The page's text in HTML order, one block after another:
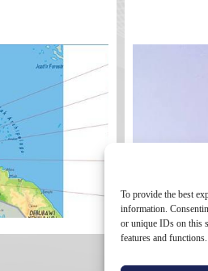
To provide the best
information.
or unique IDs on this
features and functions.